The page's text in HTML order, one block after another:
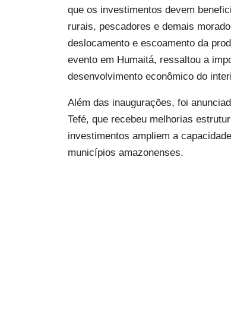
que os investimentos devem
rurais, pescadores e demais
deslocamento e escoamento da
evento em Humaitá, ressaltou a
desenvolvimento econômico do
Além das inaugurações, foi
Tefé, que recebeu melhorias
investimentos ampliem a
municípios amazonenses.